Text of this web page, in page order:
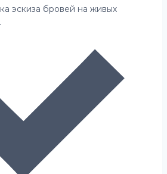
эскиза бровей на живых